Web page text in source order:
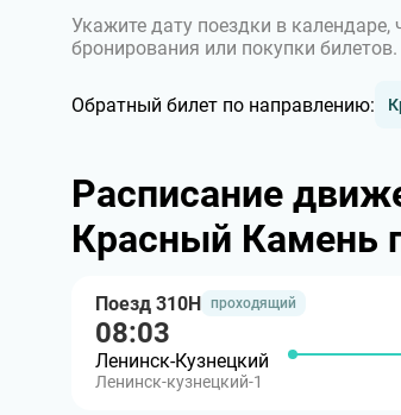
Укажите дату поездки в
бронирования или покупки билетов.
Обратный билет по направлению:
Расписание
Красный Камень
Поезд 310Н проходящий
08:03
Ленинск-Кузнецкий
Ленинск-кузнецкий-1